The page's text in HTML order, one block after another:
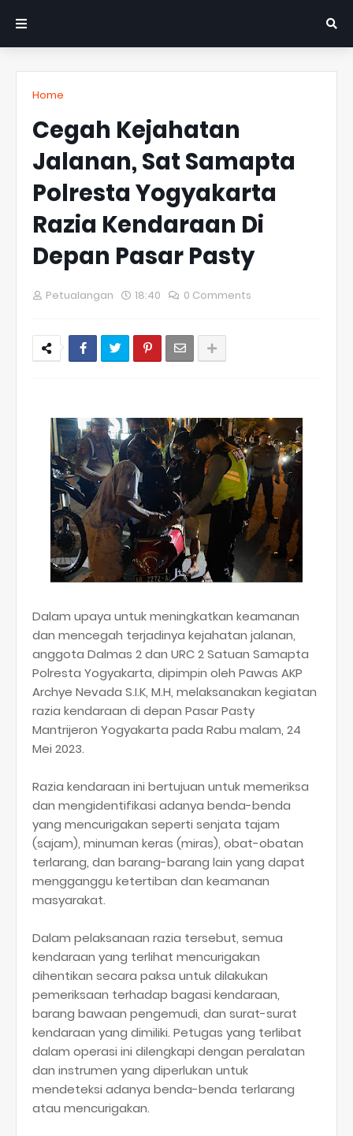
Home
Cegah Kejahatan
Jalanan, Sat Samapta
Polresta Yogyakarta
Razia Kendaraan Di
Depan Pasar Pasty
Petualangan 18:40 0 Comments
Dalam upaya untuk meningkatkan keamanan
dan mencegah terjadinya kejahatan jalanan,
anggota Dalmas 2 dan URC 2 Satuan Samapta
Polresta Yogyakarta, dipimpin oleh Pawas AKP
Archye Nevada S.I.K, M.H, melaksanakan kegiatan
razia kendaraan di depan Pasar Pasty
Mantrijeron Yogyakarta pada Rabu malam, 24
Mei 2023.
Razia kendaraan ini bertujuan untuk memeriksa
dan mengidentifikasi adanya benda-benda
yang mencurigakan seperti senjata tajam
(sajam), minuman keras (miras), obat-obatan
terlarang, dan barang-barang lain yang dapat
mengganggu ketertiban dan keamanan
masyarakat.
Dalam pelaksanaan razia tersebut, semua
kendaraan yang terlihat mencurigakan
dihentikan secara paksa untuk dilakukan
pemeriksaan terhadap bagasi kendaraan,
barang bawaan pengemudi, dan surat-surat
kendaraan yang dimiliki. Petugas yang terlibat
dalam operasi ini dilengkapi dengan peralatan
dan instrumen yang diperlukan untuk
mendeteksi adanya benda-benda terlarang
atau mencurigakan.